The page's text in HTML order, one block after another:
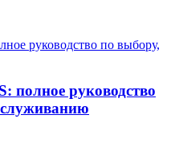
полное руководство